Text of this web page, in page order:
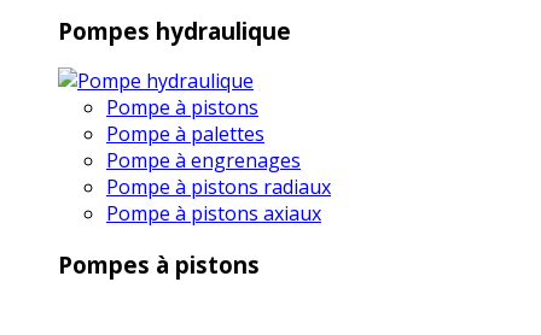
Pompes hydraulique
Pompe à pistons
Pompe à palettes
Pompe à engrenages
Pompe à pistons radiaux
Pompe à pistons axiaux
Pompes à pistons